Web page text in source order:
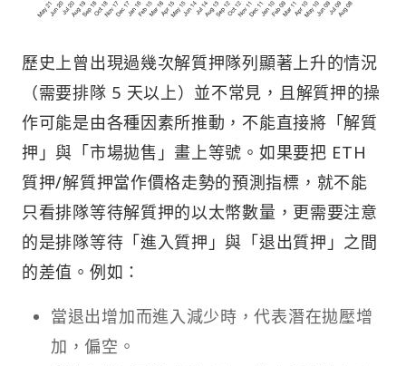
歷史上曾出現過幾次解質押隊列顯著上升的情況
（需要排隊 5 天以上）並不常見，且解質押的操
作可能是由各種因素所推動，不能直接將「解質
押」與「市場拋售」畫上等號。如果要把 ETH
質押/解質押當作價格走勢的預測指標，就不能
只看排隊等待解質押的以太幣數量，更需要注意
的是排隊等待「進入質押」與「退出質押」之間
的差值。例如：
當退出增加而進入減少時，代表潛在拋壓增
加，偏空。